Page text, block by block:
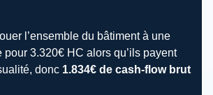
l’ensemble du bâtiment à une
pour 3.320€ HC alors qu’ils payent
donc 1.834€ de cash-flow brut